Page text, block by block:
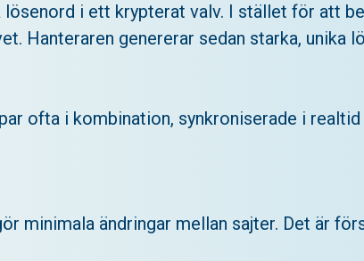
i ett krypterat valv. I stället för att
Hanteraren genererar sedan starka, unika
ofta i kombination, synkroniserade i realtid
minimala ändringar mellan sajter. Det är